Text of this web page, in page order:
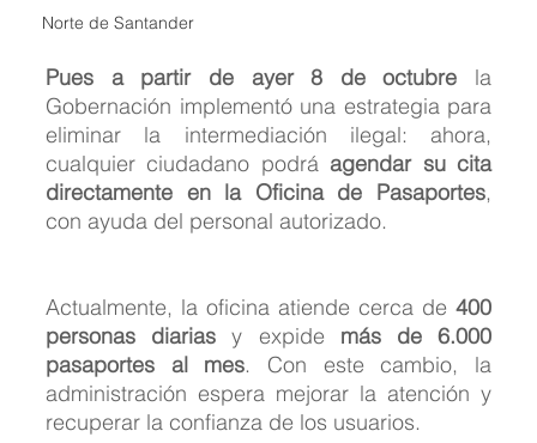
Norte de Santander
Pues a partir de ayer 8 de octubre la
Gobernación implementó una estrategia para
eliminar la intermediación ilegal: ahora,
cualquier ciudadano podrá agendar su cita
directamente en la Oficina de Pasaportes,
con ayuda del personal autorizado.
Actualmente, la oficina atiende cerca de 400
personas diarias y expide más de 6.000
pasaportes al mes. Con este cambio, la
administración espera mejorar la atención y
recuperar la confianza de los usuarios.